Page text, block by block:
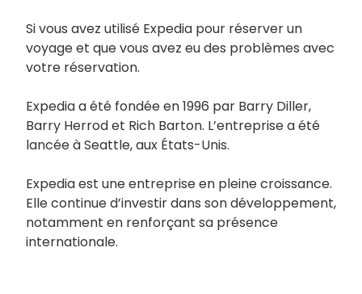
Si vous avez utilisé Expedia pour réserver un
voyage et que vous avez eu des problèmes avec
votre réservation.
Expedia a été fondée en 1996 par Barry Diller,
Barry Herrod et Rich Barton. L’entreprise a été
lancée à Seattle, aux États-Unis.
Expedia est une entreprise en pleine croissance.
Elle continue d’investir dans son développement,
notamment en renforçant sa présence
internationale.